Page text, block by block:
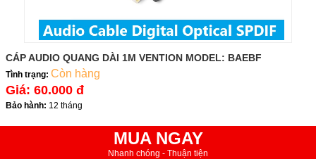
CÁP AUDIO QUANG DÀI 1M VENTION MODEL: BAEBF
Tình trạng: Còn hàng
Giá: 60.000 đ
Bảo hành: 12 tháng
MUA NGAY
Nhanh chóng - Thuận tiện